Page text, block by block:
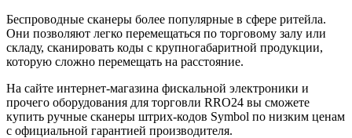
Беспроводные сканеры более популярные в сфере ритейла.
Они позволяют легко перемещаться по торговому залу или
складу, сканировать коды с крупногабаритной продукции,
которую сложно перемещать на расстояние.
На сайте интернет-магазина фискальной электроники и
прочего оборудования для торговли RRO24 вы сможете
купить ручные сканеры штрих-кодов Symbol по низким ценам
с официальной гарантией производителя.